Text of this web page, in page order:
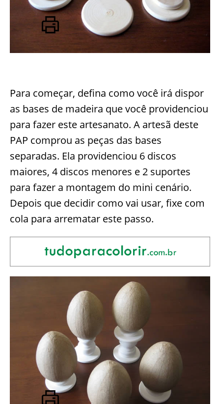
Para começar, defina como você irá dispor
as bases de madeira que você providenciou
para fazer este artesanato. A artesã deste
PAP comprou as peças das bases
separadas. Ela providenciou 6 discos
maiores, 4 discos menores e 2 suportes
para fazer a montagem do mini cenário.
Depois que decidir como vai usar, fixe com
cola para arrematar este passo.